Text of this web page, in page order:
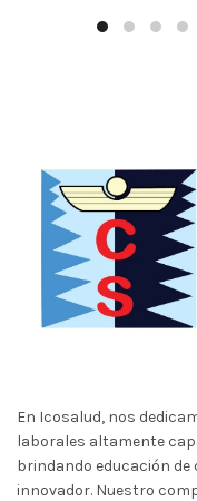
En Icosalud, nos
laborales altamente
brindando educación
innovador. Nuestro